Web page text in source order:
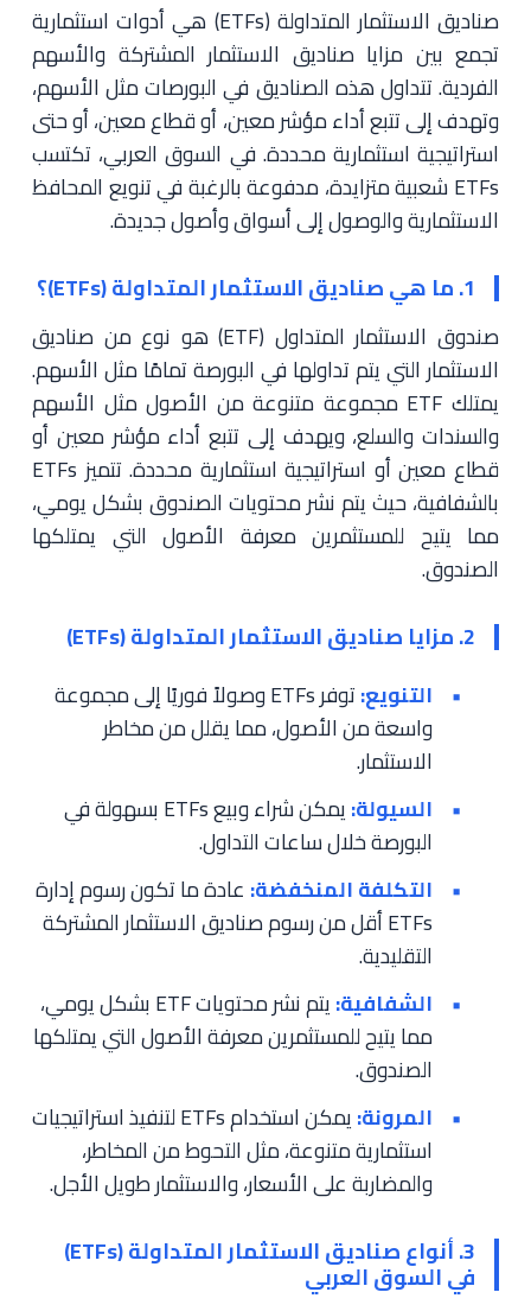
صناديق الاستثمار المتداولة (ETFs) هي أدوات استثمارية
تجمع بين مزايا صناديق الاستثمار المشتركة والأسهم
الفردية. تتداول هذه الصناديق في البورصات مثل الأسهم،
وتهدف إلى تتبع أداء مؤشر معين، أو قطاع معين، أو حتى
استراتيجية استثمارية محددة. في السوق العربي، تكتسب
ETFs شعبية متزايدة، مدفوعة بالرغبة في تنويع المحافظ
الاستثمارية والوصول إلى أسواق وأصول جديدة.
1. ما هي صناديق الاستثمار المتداولة (ETFs)؟
صندوق الاستثمار المتداول (ETF) هو نوع من صناديق
الاستثمار التي يتم تداولها في البورصة تمامًا مثل الأسهم.
يمتلك ETF مجموعة متنوعة من الأصول مثل الأسهم
والسندات والسلع، ويهدف إلى تتبع أداء مؤشر معين أو
قطاع معين أو استراتيجية استثمارية محددة. تتميز ETFs
بالشفافية، حيث يتم نشر محتويات الصندوق بشكل يومي،
مما يتيح للمستثمرين معرفة الأصول التي يمتلكها
الصندوق.
2. مزايا صناديق الاستثمار المتداولة (ETFs)
التنويع:
توفر ETFs وصولاً فوريًا إلى مجموعة
واسعة من الأصول، مما يقلل من مخاطر
الاستثمار.
السيولة:
يمكن شراء وبيع ETFs بسهولة في
البورصة خلال ساعات التداول.
التكلفة المنخفضة: عادة ما تكون رسوم إدارة
ETFs أقل من رسوم صناديق الاستثمار المشتركة
التقليدية.
الشفافية:
يتم نشر محتويات ETF بشكل يومي،
مما يتيح للمستثمرين معرفة الأصول التي يمتلكها
الصندوق.
المرونة:
يمكن استخدام ETFs لتنفيذ استراتيجيات
استثمارية متنوعة، مثل التحوط من المخاطر،
والمضاربة على الأسعار، والاستثمار طويل الأجل.
3. أنواع صناديق الاستثمار المتداولة (ETFs)
في السوق العربي